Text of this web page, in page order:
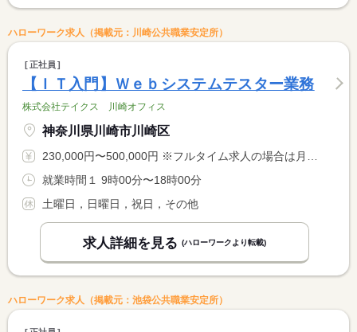
ハローワーク求人（掲載元：川崎公共職業安定所）
正社員
【ＩＴ入門】Ｗｅｂシステムテスター業務
株式会社テイクス 川崎オフィス
神奈川県川崎市川崎区
230,000円〜500,000円 ※フルタイム求人の場合は月額（換算額）、パート求人の場合は時間額を表示しています。
就業時間１ 9時00分〜18時00分
土曜日，日曜日，祝日，その他
求人詳細を見る (ハローワークより転載)
ハローワーク求人（掲載元：池袋公共職業安定所）